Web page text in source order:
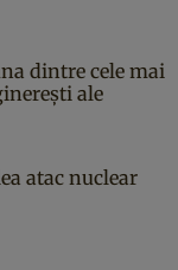
dintre cele mai
ale
atac nuclear